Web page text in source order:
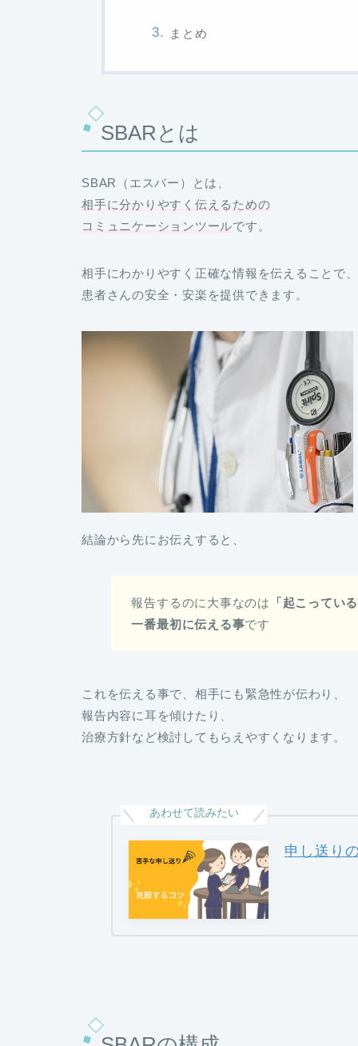
まとめ
SBARとは
SBAR（エスバー）とは、
相手に分かりやすく伝えるための
コミュニケーションツールです。
相手にわかりやすく正確な情報を伝えることで、
患者さんの安全・安楽を提供できます。
結論から先にお伝えすると、
報告するのに大事なのは
「起こってい
一番最初に伝える事です
これを伝える事で、相手にも緊急性が伝わり、
報告内容に耳を傾けたり、
治療方針など検討してもらえやすくなります。
申し送り